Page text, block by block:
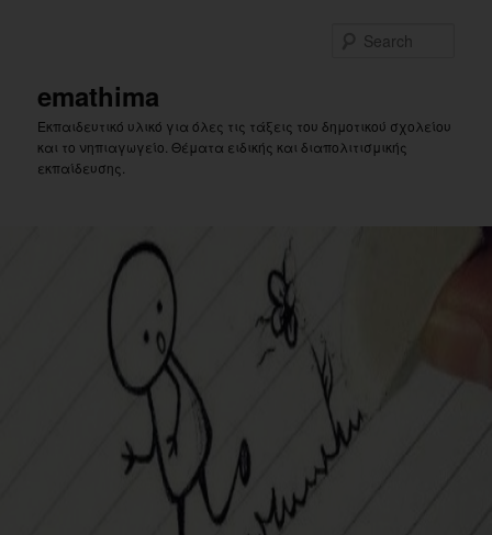
emathima
Εκπαιδευτικό υλικό για όλες τις τάξεις του δημοτικού σχολείου
και το νηπιαγωγείο. Θέματα ειδικής και διαπολιτισμικής
εκπαίδευσης.